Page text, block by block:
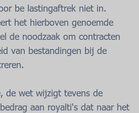
be lastingaftrek niet in.
het hierboven genoemde
de noodzaak om contracten
van bestandingen bij de
de wet wijzigt tevens de
aan royalti's dat naar het